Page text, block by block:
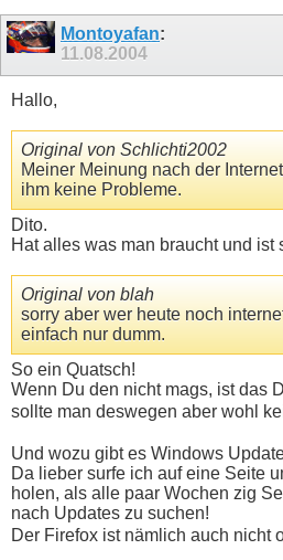
Montoyafan:
11.08.2004
Hallo,
Original von Schlichti2002
Meiner Meinung nach der
ihm keine Probleme.
Dito.
Hat alles was man braucht und ist
Original von blah
sorry aber wer heute noch
einfach nur dumm.
So ein Quatsch!
Wenn Du den nicht mags, ist das
sollte man deswegen aber wohl
Und wozu gibt es Windows
Da lieber surfe ich auf eine Seite
holen, als alle paar Wochen zig
nach Updates zu suchen!
Der Firefox ist nämlich auch nicht